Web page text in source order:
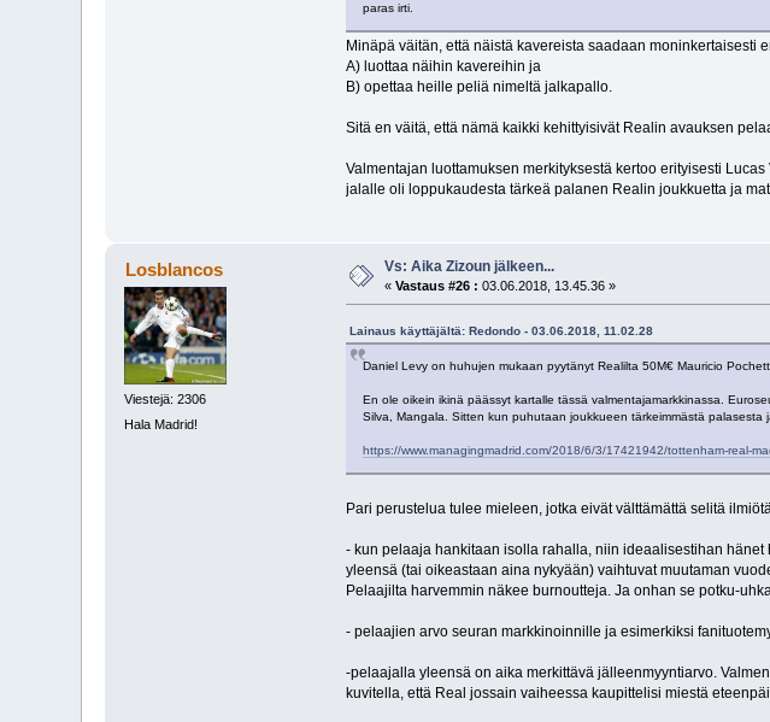
paras irti.
Minäpä väitän, että näistä kavereista saadaan moninkertaisesti
A) luottaa näihin kavereihin ja
B) opettaa heille peliä nimeltä jalkapallo.
Sitä en väitä, että nämä kaikki kehittyisivät Realin avauksen
Valmentajan luottamuksen merkityksestä kertoo erityisesti
jalalle oli loppukaudesta tärkeä palanen Realin joukkuetta ja
Losblancos
Viestejä: 2306
Hala Madrid!
Vs: Aika Zizoun jälkeen...
«Vastaus #26 : 03.06.2018, 13.45.36 »
Lainaus käyttäjältä: Redondo - 03.06.2018, 11.02.28
Daniel Levy on huhujen mukaan pyytänyt Realilta 50M€ Mauricio
En ole oikein ikinä päässyt kartalle tässä valmentajamarkkinassa.
Silva, Mangala. Sitten kun puhutaan joukkueen tärkeimmästä
https://www.managingmadrid.com/2018/6/3/17421942/tottenham-real-
Pari perustelua tulee mieleen, jotka eivät välttämättä selitä
- kun pelaaja hankitaan isolla rahalla, niin ideaalisestihan
yleensä (tai oikeastaan aina nykyään) vaihtuvat muutaman
Pelaajilta harvemmin näkee burnoutteja. Ja onhan se potku-
- pelaajien arvo seuran markkinoinnille ja esimerkiksi
-pelaajalla yleensä on aika merkittävä jälleenmyyntiarvo.
kuvitella, että Real jossain vaiheessa kaupittelisi miestä